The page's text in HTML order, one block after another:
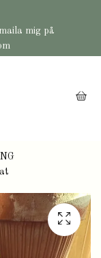
mig på